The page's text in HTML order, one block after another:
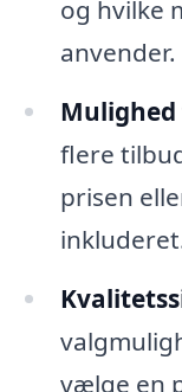
og hvilke
anvender.
flere
prisen
vælge en